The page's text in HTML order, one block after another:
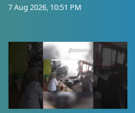
7 Aug 2026, 10:51 PM